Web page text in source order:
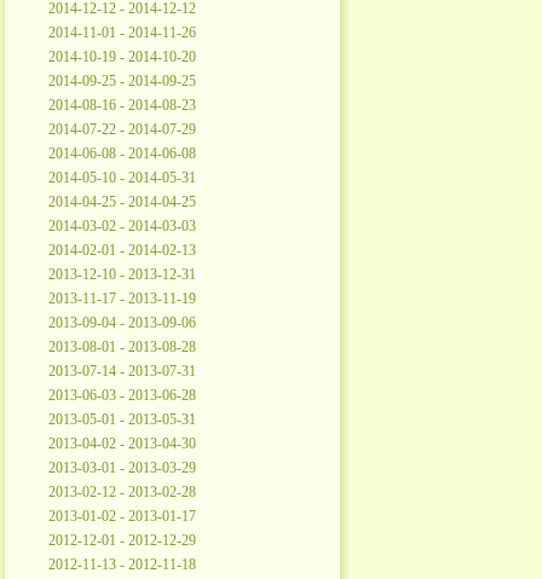
2014-12-12 - 2014-12-12
2014-11-01 - 2014-11-26
2014-10-19 - 2014-10-20
2014-09-25 - 2014-09-25
2014-08-16 - 2014-08-23
2014-07-22 - 2014-07-29
2014-06-08 - 2014-06-08
2014-05-10 - 2014-05-31
2014-04-25 - 2014-04-25
2014-03-02 - 2014-03-03
2014-02-01 - 2014-02-13
2013-12-10 - 2013-12-31
2013-11-17 - 2013-11-19
2013-09-04 - 2013-09-06
2013-08-01 - 2013-08-28
2013-07-14 - 2013-07-31
2013-06-03 - 2013-06-28
2013-05-01 - 2013-05-31
2013-04-02 - 2013-04-30
2013-03-01 - 2013-03-29
2013-02-12 - 2013-02-28
2013-01-02 - 2013-01-17
2012-12-01 - 2012-12-29
2012-11-13 - 2012-11-18